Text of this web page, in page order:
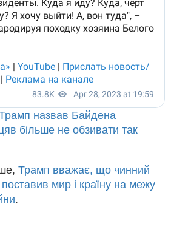
назвав Байдена
більше не обзивати так
Трамп вважає, що чинний
мир і країну на межу
.